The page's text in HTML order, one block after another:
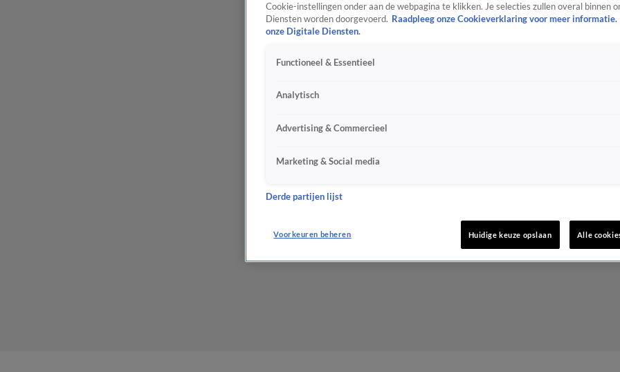
Cookie-instellingen onder aan de webpagina te klikken. Je selecties zullen overal binnen
Diensten worden doorgevoerd. Raadpleeg onze Cookieverklaring voor meer informatie.
onze Digitale Diensten.
Functioneel & Essentieel
Analytisch
Advertising & Commercieel
Marketing & Social media
Derde partijen lijst
Voorkeuren beheren Huidige keuze opslaan Alle